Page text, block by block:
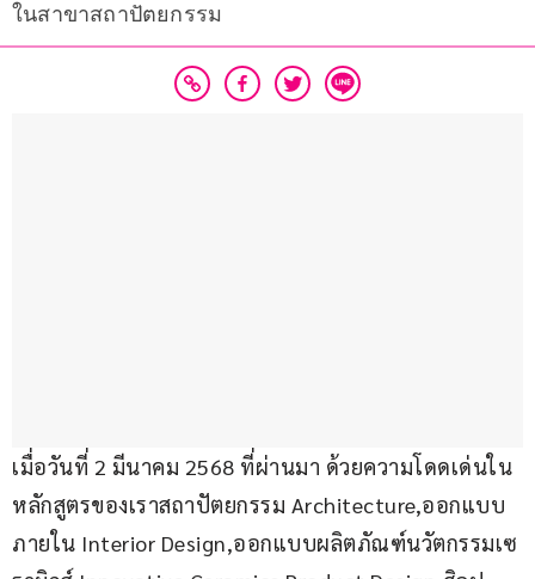
ในสาขาสถาปัตยกรรม
เมื่อวันที่ 2 มีนาคม 2568 ที่ผ่านมา ด้วยความโดดเด่นใน
หลักสูตรของเราสถาปัตยกรรม Architecture,ออกแบบ
ภายใน Interior Design,ออกแบบผลิตภัณฑ์นวัตกรรมเซ